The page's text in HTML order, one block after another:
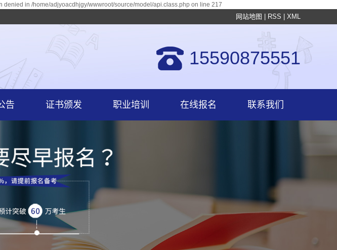
in /home/adjyoacdhjgy/wwwroot/source/model/api.class.php on line 217
网站地图 RSS XML
15590875551
告 证书颁发 职业培训 在线报名 联系我们